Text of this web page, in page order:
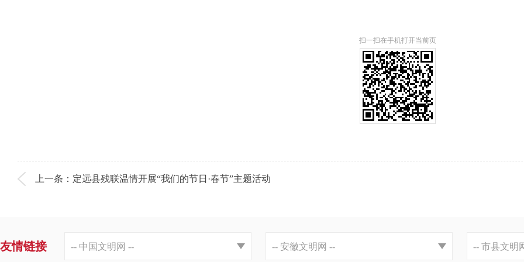
扫一扫在手机打开当前页
上一条：定远县残联温情开展“我们的节日·春节”主题活动
友情链接